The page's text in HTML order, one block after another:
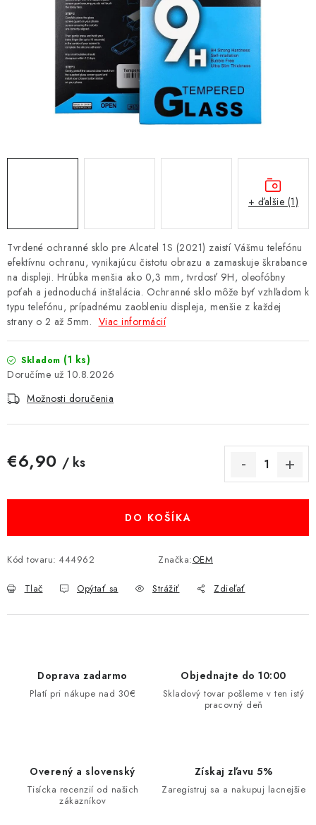
SLÚCHADLÁ, REPRODUKTORY A MIKROFÓNY
AUTO MOTO
EXKLUZÍVNE ZNAČKY
PRÍSLUŠENSTVO K NOTEBOOKOM A PC
BATÉRIE VARTA
MULTIMÉDIÁ
KAMERY
OSTATNÉ PRÍSLUŠENSTVO
Obchodné podmienky
Podmienky ochrany osobných údajov
Reklamácia Kontakty
Tvrdené ochranné sklo pre Alcatel 1S (2021) zaistí Vášmu telefónu
efektívnu ochranu, vynikajúcu čistotu obrazu a zamaskuje škrabance
na displeji. Hrúbka menšia ako 0,3 mm, tvrdosť 9H, oleofóbny
poťah a jednoduchá inštalácia. Ochranné sklo môže byť vzhľadom k
typu telefónu, prípadnému zaobleniu displeja, menšie z každej
strany o 2 až 5mm. Viac informácií
Skladom (1 ks)
10.8.2026
Možnosti doručenia
€6,90 / ks
DO KOŠÍKA
Kód tovaru: 444962 Značka:OEM
Tlač Opýtať sa Strážiť Zdieľať
+ ďalšie (1)
Doprava zadarmo
Platí pri nákupe nad 30€
Objednajte do 10:00
Skladový tovar pošleme v ten istý
pracovný deň
Overený a slovenský
Tisícka recenzií od našich
zákazníkov
Získaj zľavu 5%
Zaregistruj sa a nakupuj lacnejšie